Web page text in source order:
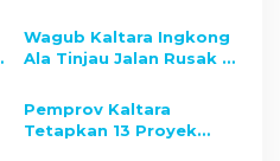
Berkelanjutan
Wagub Kaltara Ingkong
Ala Tinjau Jalan Rusak di
Pemprov Kaltara
Tetapkan 13 Proyek